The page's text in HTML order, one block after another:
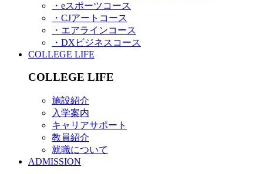
・eスポーツコース
・CJアートコース
・エアラインコース
・DXビジネスコース
COLLEGE LIFE
COLLEGE LIFE
施設紹介
入学案内
キャリアサポート
教員紹介
就職について
ADMISSION